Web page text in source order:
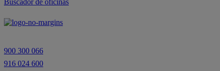
900 300 066
916 024 600